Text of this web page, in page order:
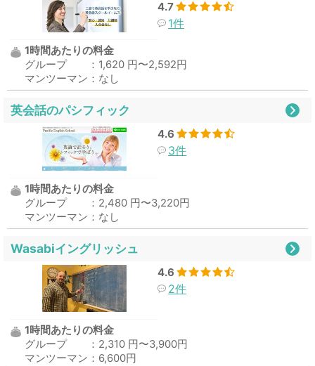
4.7
1件
1時間あたりの料金
グループ ：1,620 円〜2,592円
マンツーマン：なし
英会話のパシフィック
4.6
3件
1時間あたりの料金
グループ ：2,480 円〜3,220円
マンツーマン：なし
Wasabiイングリッシュ
4.6
2件
1時間あたりの料金
グループ ：2,310 円〜3,900円
マンツーマン：6,600円